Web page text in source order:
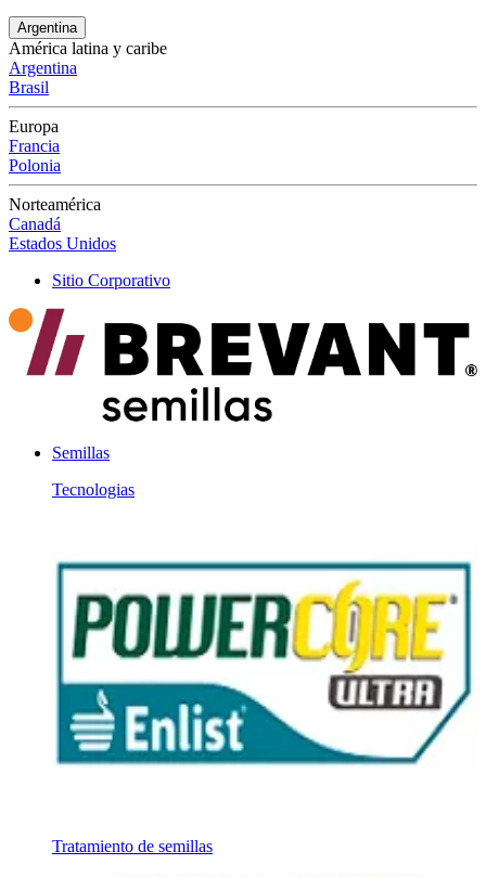
Argentina
América latina y caribe
Argentina
Brasil
Europa
Francia
Polonia
Norteamérica
Canadá
Estados Unidos
Sitio Corporativo
Semillas
Tecnologias
Tratamiento de semillas